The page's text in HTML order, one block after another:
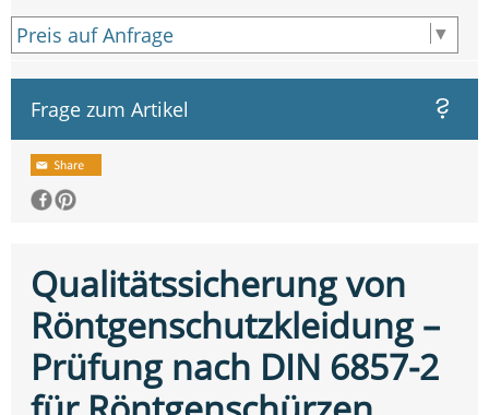
Frage zum Artikel
Qualitätssicherung von
Röntgenschutzkleidung –
Prüfung nach DIN 6857-2